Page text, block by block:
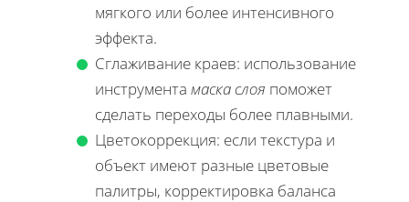
мягкого или более интенсивного
эффекта.
Сглаживание краев: использование
инструмента маска слоя поможет
сделать переходы более плавными.
Цветокоррекция: если текстура и
объект имеют разные цветовые
палитры, корректировка баланса